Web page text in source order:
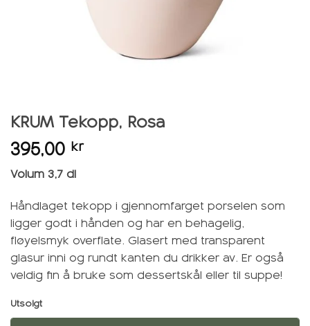
KRUM Tekopp, Rosa
395,00 kr
Volum 3,7 dl
Håndlaget tekopp i gjennomfarget porselen som
ligger godt i hånden og har en behagelig,
fløyelsmyk overflate. Glasert med transparent
glasur inni og rundt kanten du drikker av. Er også
veldig fin å bruke som dessertskål eller til suppe!
Utsolgt